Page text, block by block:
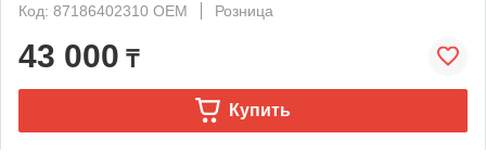
Код: 87186402310 OEM
Розница
43 000 ₸
Купить